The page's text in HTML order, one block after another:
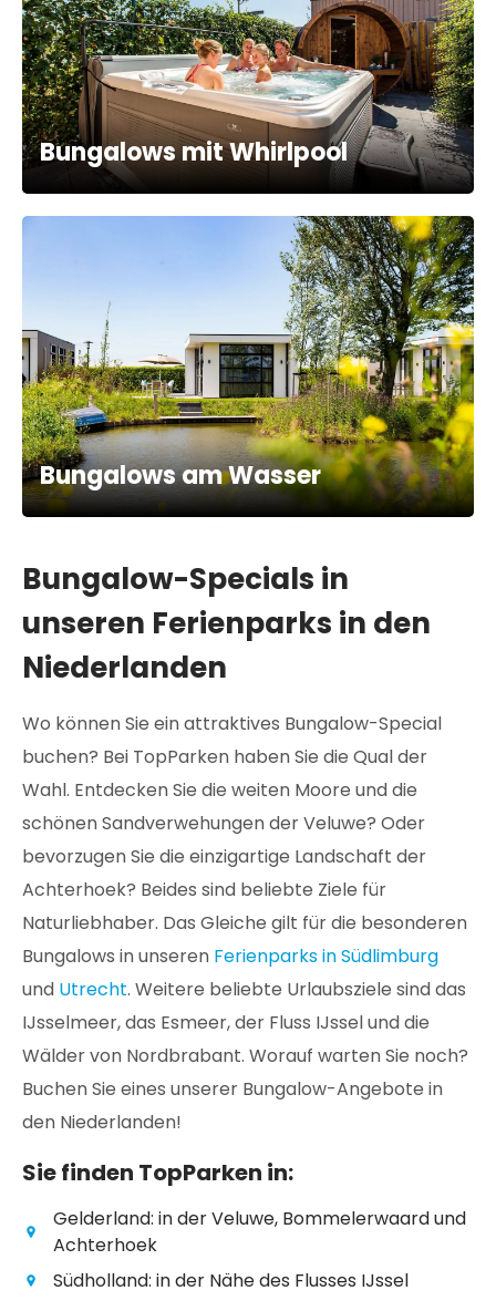
Bungalows mit Whirlpool
Bungalows am Wasser
Bungalow-Specials in
unseren Ferienparks in den
Niederlanden
Wo können Sie ein attraktives Bungalow-Special
buchen? Bei TopParken haben Sie die Qual der
Wahl. Entdecken Sie die weiten Moore und die
schönen Sandverwehungen der Veluwe? Oder
bevorzugen Sie die einzigartige Landschaft der
Achterhoek? Beides sind beliebte Ziele für
Naturliebhaber. Das Gleiche gilt für die besonderen
Bungalows in unseren Ferienparks in Südlimburg
und Utrecht. Weitere beliebte Urlaubsziele sind das
IJsselmeer, das Esmeer, der Fluss IJssel und die
Wälder von Nordbrabant. Worauf warten Sie noch?
Buchen Sie eines unserer Bungalow-Angebote in
den Niederlanden!
Sie finden TopParken in:
Gelderland: in der Veluwe, Bommelerwaard und
Achterhoek
Südholland: in der Nähe des Flusses IJssel